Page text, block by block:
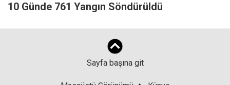
10 Günde 761 Yangın Söndürüldü
Sayfa başına git